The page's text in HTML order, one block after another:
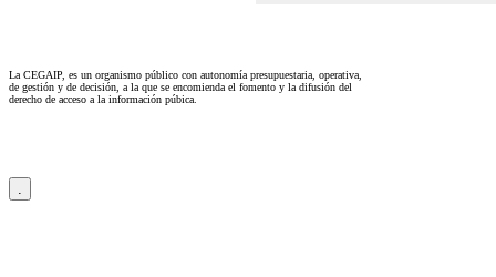
La CEGAIP, es un organismo público con autonomía presupuestaria, operativa,
de gestión y de decisión, a la que se encomienda el fomento y la difusión del
derecho de acceso a la información púbica.